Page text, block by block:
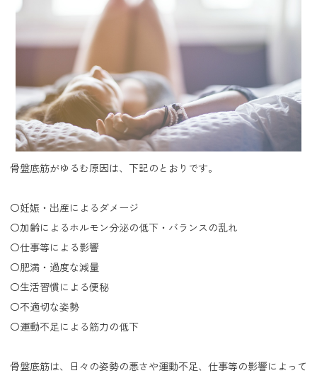
骨盤底筋がゆるむ原因は、下記のとおりです。
〇妊娠・出産によるダメージ
〇加齢によるホルモン分泌の低下・バランスの乱れ
〇仕事等による影響
〇肥満・過度な減量
〇生活習慣による便秘
〇不適切な姿勢
〇運動不足による筋力の低下
骨盤底筋は、日々の姿勢の悪さや運動不足、仕事等の影響によって